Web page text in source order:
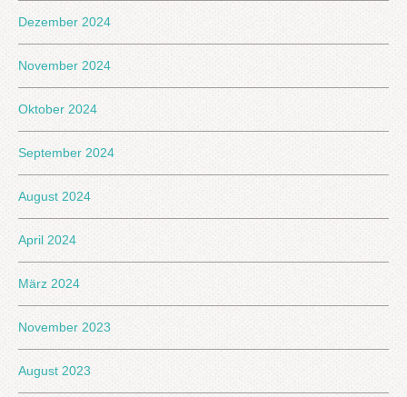
Dezember 2024
November 2024
Oktober 2024
September 2024
August 2024
April 2024
März 2024
November 2023
August 2023